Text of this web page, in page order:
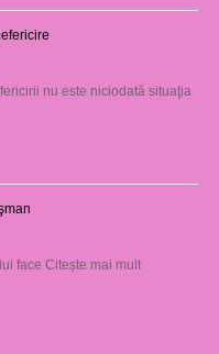
nu este niciodată situaţia
face Citește mai mult